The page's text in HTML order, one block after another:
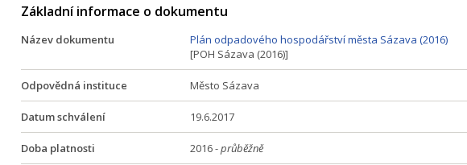
Základní informace o dokumentu
Název dokumentu
Plán odpadového hospodářství města Sázava (2016)
[POH Sázava (2016)]
Odpovědná instituce Město Sázava
Datum schválení 19.6.2017
Doba platnosti 2016 -průběžně